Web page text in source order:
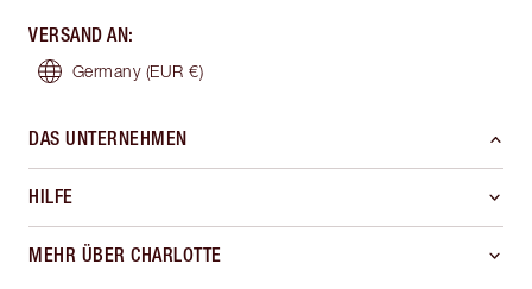
VERSAND AN:
Germany (EUR €)
DAS UNTERNEHMEN
HILFE
MEHR ÜBER CHARLOTTE